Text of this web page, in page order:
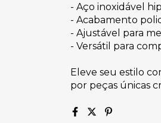
- Aço inoxidável
- Acabamento
- Ajustável para
- Versátil para
Eleve seu estilo
por peças únicas